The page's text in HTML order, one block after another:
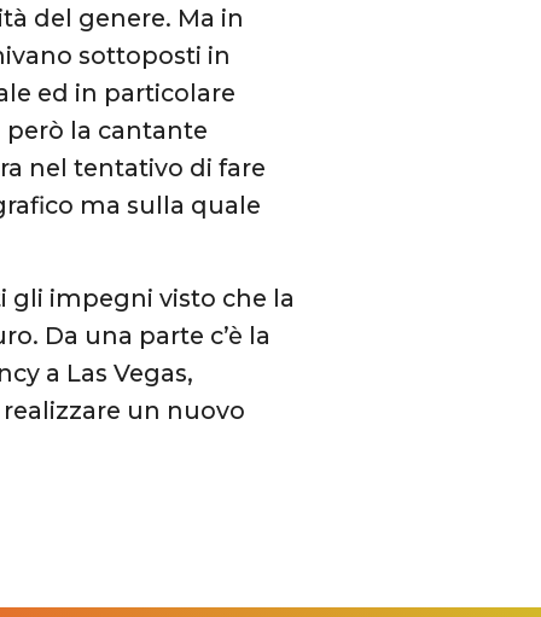
del genere. Ma in
sottoposti in
ed in particolare
la cantante
nel tentativo di fare
ma sulla quale
gli impegni visto che la
Da una parte c’è la
a Las Vegas,
un nuovo